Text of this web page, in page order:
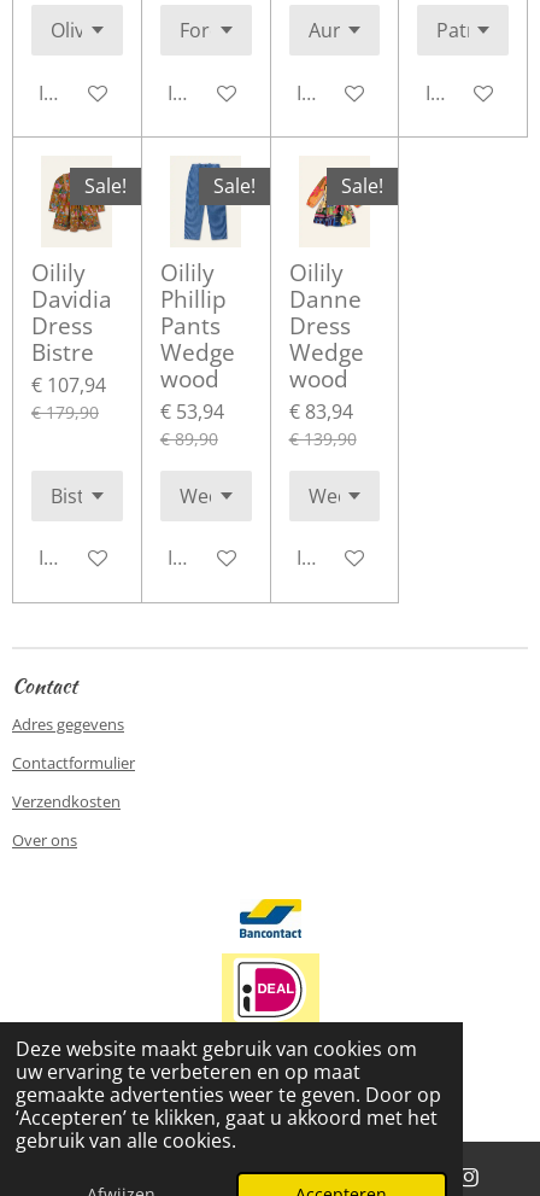
Deze website maakt gebruik van cookies om
uw ervaring te verbeteren en op maat
gemaakte advertenties weer te geven. Door op
‘Accepteren’ te klikken, gaat u akkoord met het
gebruik van alle cookies.
In winkelwagenIn winkelwagenIn winkelwagenIn
Sale!
Oilily
Davidia
Dress
Bistre
€ 107,94
€ 179,90
In winkelwagen
Sale!
Oilily
Phillip
Pants
Wedge
wood
€ 53,94
€ 89,90
In winkelwagen
Sale!
Oilily
Danne
Dress
Wedge
wood
€ 83,94
€ 139,90
In winkelwagen
Contact
Adres gegevens
Contactformulier
Verzendkosten
Over ons
2026 www.le-petite-enfant.nl
Powered byJouwWeb